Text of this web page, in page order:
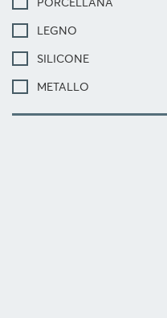
PORCELLANA
LEGNO
SILICONE
METALLO